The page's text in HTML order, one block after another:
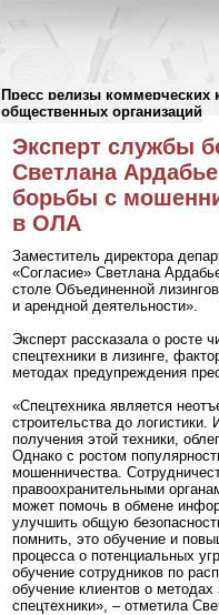
Пресс релизы коммерческих
общественных организаций
Пресс-релизы//
Эксперт службы
Светлана
борьбы с
в ОЛА
Заместитель директора
«Согласие» Светлана
столе Объединенной
и арендной деятельности».
Эксперт рассказала о росте
спецтехники в лизинге,
методах предупреждения
«Спецтехника является
строительства до
получения этой техники,
Однако с ростом
мошенничества.
правоохранительными
может помочь в обмене
улучшить общую
помнить, это обучение и
процесса о потенциальных
обучение сотрудников по
обучение клиентов о
спецтехники», – отметила